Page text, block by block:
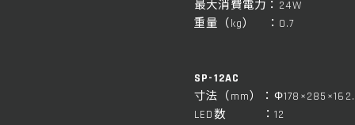
最大消費電力：24W
重量（kg） ：0.7
SP-12AC
寸法（mm）：
LED数 ：12